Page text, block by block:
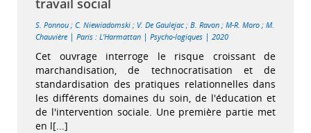
travail social
S. Ponnou ; C. Niewiadomski ; V. De Gaulejac ; B. Ravon ; M-R. Moro ; M.
Chauvière | Paris : L'Harmattan | Psycho-logiques | 2020
Cet ouvrage interroge le risque croissant de
marchandisation, de technocratisation et de
standardisation des pratiques relationnelles dans
les différents domaines du soin, de l'éducation et
de l'intervention sociale. Une première partie met
en l[...]